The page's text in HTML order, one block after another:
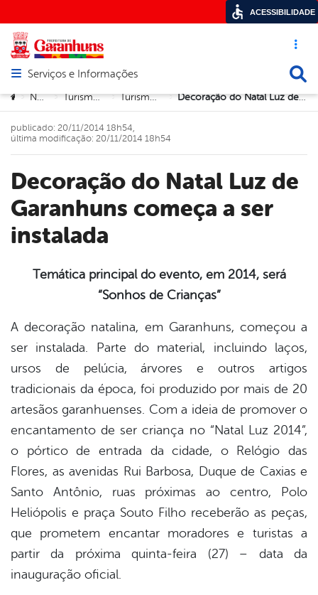
Acesso
Abrir menu principal de navegação
Serviços e Informações
Você está aqui:
> Notícias > Turismo e Cultura > Turismo e Cultura > Decoração do Natal Luz de Garanhuns começa a ser instalada
Decoração do Natal Luz de
Garanhuns começa a ser
instalada
publicado: 20/11/2014 18h54,
última modificação: 20/11/2014 18h54
Temática principal do evento, em 2014, será
“Sonhos de Crianças”
A decoração natalina, em Garanhuns, começou a
ser instalada. Parte do material, incluindo laços,
ursos de pelúcia, árvores e outros artigos
tradicionais da época, foi produzido por mais de 20
artesãos garanhuenses. Com a ideia de promover o
encantamento de ser criança no “Natal Luz 2014”,
o pórtico de entrada da cidade, o Relógio das
Flores, as avenidas Rui Barbosa, Duque de Caxias e
Santo Antônio, ruas próximas ao centro, Polo
Heliópolis e praça Souto Filho receberão as peças,
que prometem encantar moradores e turistas a
partir da próxima quinta-feira (27) – data da
inauguração oficial.
ACESSIBILIDADE